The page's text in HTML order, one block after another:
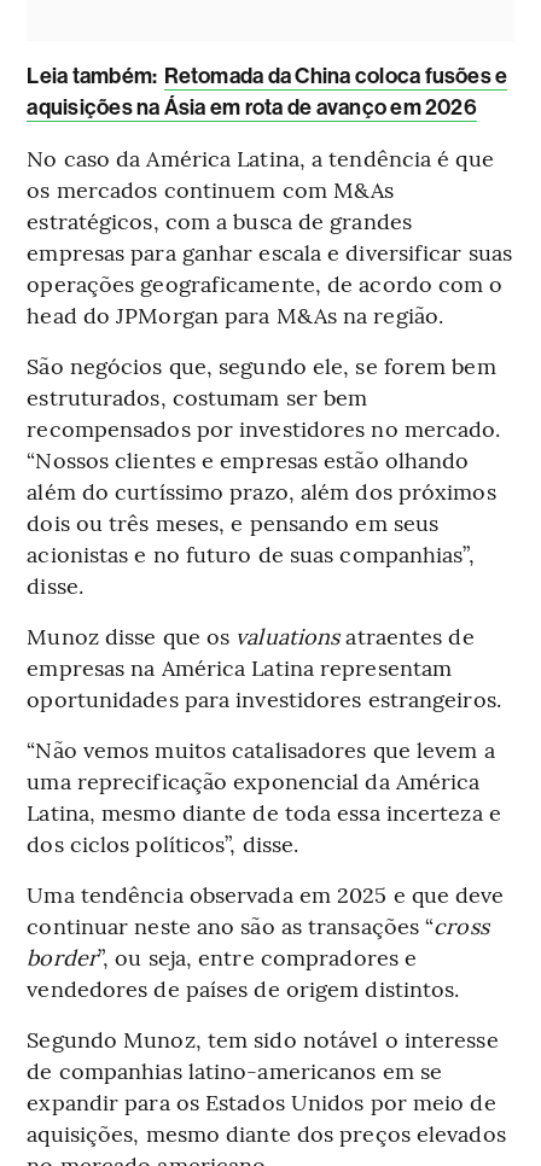
Leia também: Retomada da China coloca fusões e
aquisições na Ásia em rota de avanço em 2026
No caso da América Latina, a tendência é que
os mercados continuem com M&As
estratégicos, com a busca de grandes
empresas para ganhar escala e diversificar suas
operações geograficamente, de acordo com o
head do JPMorgan para M&As na região.
São negócios que, segundo ele, se forem bem
estruturados, costumam ser bem
recompensados por investidores no mercado.
“Nossos clientes e empresas estão olhando
além do curtíssimo prazo, além dos próximos
dois ou três meses, e pensando em seus
acionistas e no futuro de suas companhias”,
disse.
Munoz disse que os valuationsatraentes de
empresas na América Latina representam
oportunidades para investidores estrangeiros.
“Não vemos muitos catalisadores que levem a
uma reprecificação exponencial da América
Latina, mesmo diante de toda essa incerteza e
dos ciclos políticos”, disse.
Uma tendência observada em 2025 e que deve
continuar neste ano são as transações “cross
border”, ou seja, entre compradores e
vendedores de países de origem distintos.
Segundo Munoz, tem sido notável o interesse
de companhias latino-americanos em se
expandir para os Estados Unidos por meio de
aquisições, mesmo diante dos preços elevados